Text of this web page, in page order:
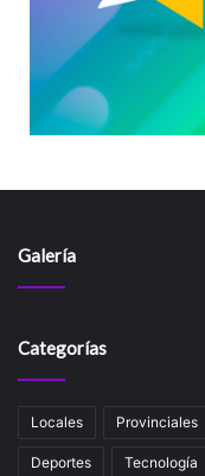
Galería
Categorías
Locales Provinciales
Deportes Tecnología